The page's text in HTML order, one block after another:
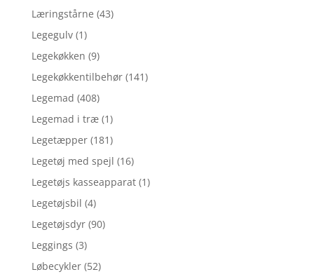
Læringstårne (43)
Legegulv (1)
Legekøkken (9)
Legekøkkentilbehør (141)
Legemad (408)
Legemad i træ (1)
Legetæpper (181)
Legetøj med spejl (16)
Legetøjs kasseapparat (1)
Legetøjsbil (4)
Legetøjsdyr (90)
Leggings (3)
Løbecykler (52)